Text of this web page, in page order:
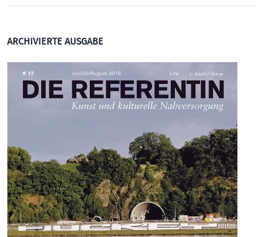
ARCHIVIERTE AUSGABE